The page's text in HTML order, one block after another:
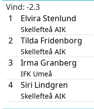
Vind: -2.3
1
Elvira Stenlund
Skellefteå AIK
2 Tilda Fridenborg
Skellefteå AIK
3 Irma Granberg
IFK Umeå
4 Siri Lindgren
Skellefteå AIK